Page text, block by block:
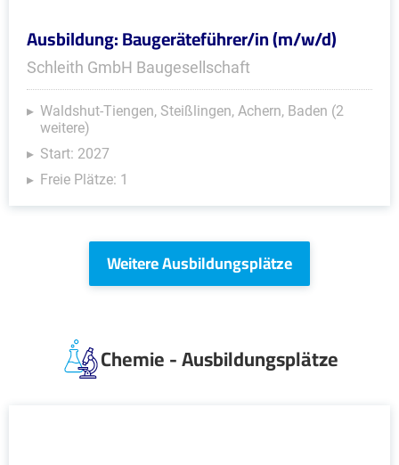
Ausbildung: Baugeräteführer/in (m/w/d)
Schleith GmbH Baugesellschaft
Waldshut-Tiengen, Steißlingen, Achern, Baden (2
weitere)
Start: 2027
Freie Plätze: 1
Weitere Ausbildungsplätze
Chemie - Ausbildungsplätze